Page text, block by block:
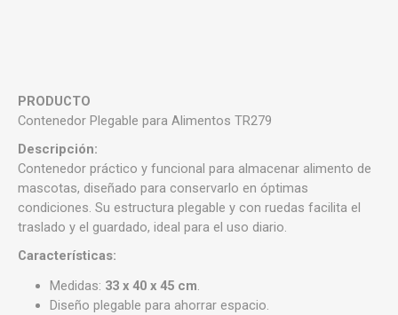
PRODUCTO
Contenedor Plegable para Alimentos TR279
Descripción:
Contenedor práctico y funcional para almacenar alimento de
mascotas, diseñado para conservarlo en óptimas
condiciones. Su estructura plegable y con ruedas facilita el
traslado y el guardado, ideal para el uso diario.
Características:
Medidas: 33 x 40 x 45 cm.
Diseño plegable para ahorrar espacio.